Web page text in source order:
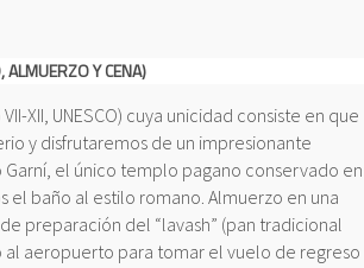
Y CENA)
XII, UNESCO) cuya unicidad consiste en que
y disfrutaremos de un impresionante
el único templo pagano conservado en
el baño al estilo romano. Almuerzo en una
preparación del “lavash” (pan tradicional
al aeropuerto para tomar el vuelo de regreso